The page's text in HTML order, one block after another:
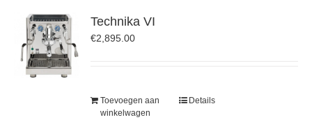
Technika VI
€2,895.00
Toevoegen aan
winkelwagen
Details